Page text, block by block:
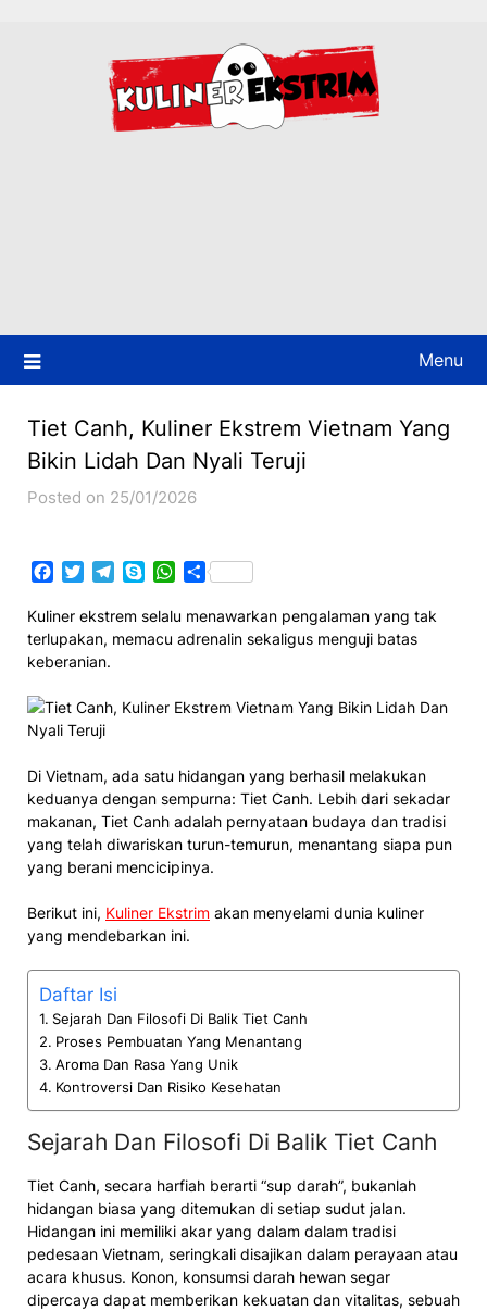
Menu
Tiet Canh, Kuliner Ekstrem Vietnam Yang
Bikin Lidah Dan Nyali Teruji
Posted on 25/01/2026
Facebook
TwitterTelegram
SkypeWhatsApp
Share
Kuliner ekstrem selalu menawarkan pengalaman yang tak
terlupakan, memacu adrenalin sekaligus menguji batas
keberanian.
Di Vietnam, ada satu hidangan yang berhasil melakukan
keduanya dengan sempurna: Tiet Canh. Lebih dari sekadar
makanan, Tiet Canh adalah pernyataan budaya dan tradisi
yang telah diwariskan turun-temurun, menantang siapa pun
yang berani mencicipinya.
Berikut ini, Kuliner Ekstrim akan menyelami dunia kuliner
yang mendebarkan ini.
Daftar Isi
Sejarah Dan Filosofi Di Balik Tiet Canh
Proses Pembuatan Yang Menantang
Aroma Dan Rasa Yang Unik
Kontroversi Dan Risiko Kesehatan
Sejarah Dan Filosofi Di Balik Tiet Canh
​Tiet Canh, secara harfiah berarti “sup darah”, bukanlah
hidangan biasa yang ditemukan di setiap sudut jalan.​
Hidangan ini memiliki akar yang dalam dalam tradisi
pedesaan Vietnam, seringkali disajikan dalam perayaan atau
acara khusus. Konon, konsumsi darah hewan segar
dipercaya dapat memberikan kekuatan dan vitalitas, sebuah